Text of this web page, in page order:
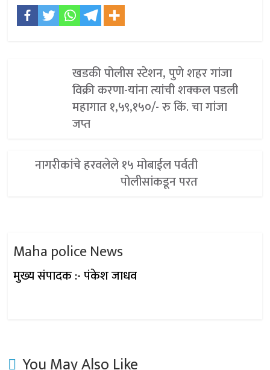
खडकी पोलीस स्टेशन, पुणे शहर गांजा
विक्री करणा-यांना त्यांची शक्कल पडली
महागात १,५९,१५०/- रु किं. चा गांजा
जप्त
नागरीकांचे हरवलेले १५ मोबाईल पर्वती
पोलीसांकडून परत
Maha police News
मुख्य संपादक :- पंकेश जाधव
You May Also Like